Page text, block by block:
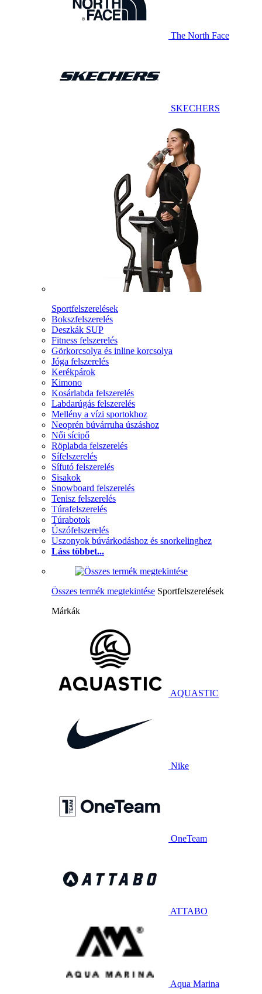
The North Face
SKECHERS
Sportfelszerelések
Bokszfelszerelés
Deszkák SUP
Fitness felszerelés
Görkorcsolya és inline korcsolya
Jóga felszerelés
Kerékpárok
Kimono
Kosárlabda felszerelés
Labdarúgás felszerelés
Mellény a vízi sportokhoz
Neoprén búvárruha úszáshoz
Női sícipő
Röplabda felszerelés
Sífelszerelés
Sífutó felszerelés
Sisakok
Snowboard felszerelés
Tenisz felszerelés
Túrafelszerelés
Túrabotok
Úszófelszerelés
Uszonyok búvárkodáshoz és snorkelinghez
Láss többet...
Összes termék megtekintése Sportfelszerelések
Márkák
AQUASTIC
Nike
OneTeam
ATTABO
Aqua Marina